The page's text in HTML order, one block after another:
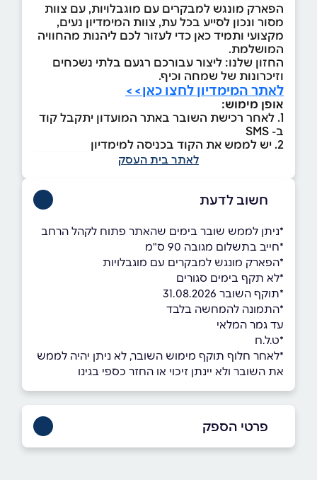
הפארק מונגש למבקרים עם מוגבלויות, עם צוות
מסור ונכון לסייע בכל עת, צוות המימדיון נעים,
מקצועי ותמיד כאן כדי לעזור לכם ליהנות מהחוויה
המושלמת.
החזון שלנו: ליצור עבורכם רגעם בלתי נשכחים
וזיכרונות של שמחה וכיף.
לאתר המימדיון לחצו כאן>>
אופן מימוש:
1. לאחר רכישת השובר באתר המועדון יתקבל קוד
ב- SMS
2. יש לממש את הקוד בכניסה למימדיון
לאתר בית העסק
חשוב לדעת
*ניתן לממש שובר בימים שהאתר פתוח לקהל הרחב
*חייב בתשלום מגובה 90 ס"מ
*הפארק מונגש למבקרים עם מוגבלויות
*לא תקף בימים סגורים
*תוקף השובר 31.08.2026
*התמונה להמחשה בלבד
עד גמר המלאי
*ט.ל.ח
*לאחר חלוף תוקף מימוש השובר, לא ניתן יהיה לממש
את השובר ולא יינתן זיכוי או החזר כספי בגינו
פרטי הספק